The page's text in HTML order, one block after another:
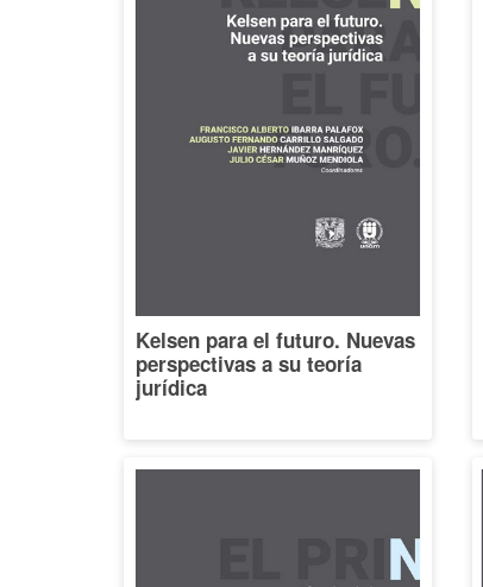
Kelsen para el futuro. Nuevas
perspectivas a su teoría
jurídica